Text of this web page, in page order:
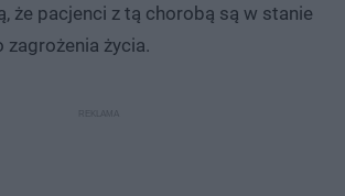
że pacjenci z tą chorobą są w stanie
życia.